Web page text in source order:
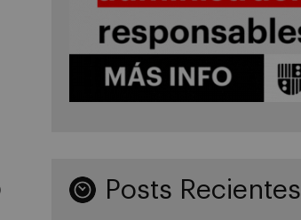
Posts Recientes